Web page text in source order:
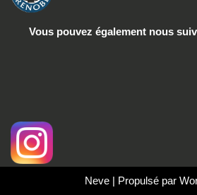
Vous pouvez également nous
Neve | Propulsé par